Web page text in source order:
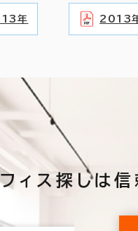
年 2013
ィス探しは信